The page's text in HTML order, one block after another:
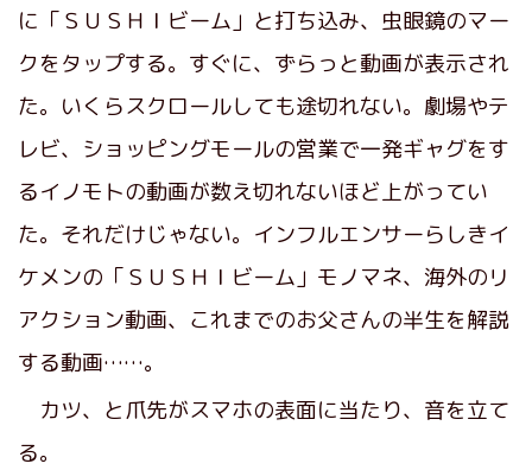
に「ＳＵＳＨＩビーム」と打ち込み、虫眼鏡のマー
クをタップする。すぐに、ずらっと動画が表示され
た。いくらスクロールしても途切れない。劇場やテ
レビ、ショッピングモールの営業で一発ギャグをす
るイノモトの動画が数え切れないほど上がってい
た。それだけじゃない。インフルエンサーらしきイ
ケメンの「ＳＵＳＨＩビーム」モノマネ、海外のリ
アクション動画、これまでのお父さんの半生を解説
する動画……。
カツ、と爪先がスマホの表面に当たり、音を立て
る。